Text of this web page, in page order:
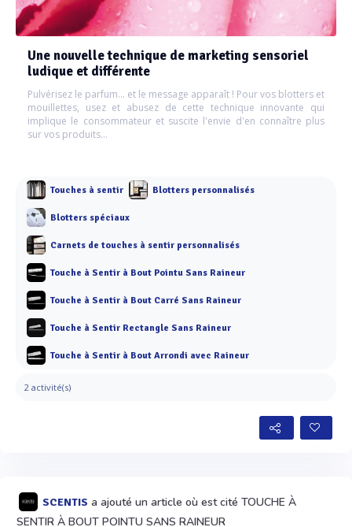
Une nouvelle technique de marketing sensoriel
ludique et différente
Pulvérisez le parfum... et le message apparaît ! Pour vos blotters et
mouillettes, usez et abusez de cette technique innovante qui
implique le consommateur et suscite l'envie d'en connaître plus
sur vos produits...
Touches à sentir Blotters personnalisés
Blotters spéciaux
Carnets de touches à sentir personnalisés
Touche à Sentir à Bout Pointu Sans Raineur
Touche à Sentir à Bout Carré Sans Raineur
Touche à Sentir Rectangle Sans Raineur
Touche à Sentir à Bout Arrondi avec Raineur
2 activité(s)
SCENTIS a ajouté un article où est cité TOUCHE À
SENTIR À BOUT POINTU SANS RAINEUR